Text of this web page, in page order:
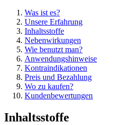
Was ist es?
Unsere Erfahrung
Inhaltsstoffe
Nebenwirkungen
Wie benutzt man?
Anwendungshinweise
Kontraindikationen
Preis und Bezahlung
Wo zu kaufen?
Kundenbewertungen
Inhaltsstoffe